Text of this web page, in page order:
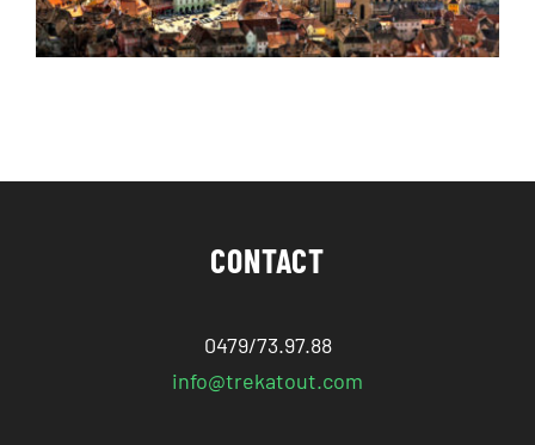
CONTACT
0479/73.97.88
info@trekatout.com